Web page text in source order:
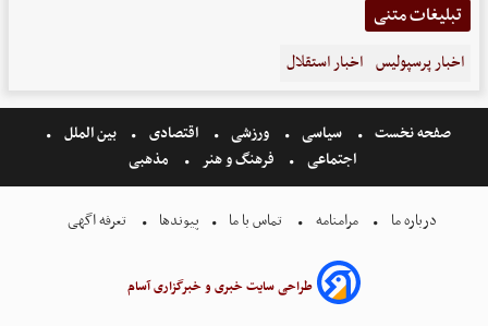
تبلیغات متنی
اخبار پرسپولیس اخبار استقلال
صفحه نخست سیاسی ورزشی اقتصادی
بین الملل
اجتماعی
فرهنگ و هنر مذهبی
درباره ما مرامنامه تماس با ما پیوندها تعرفه اگهی
طراحی سایت خبری و خبرگزاری آسام